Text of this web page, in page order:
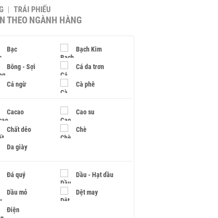
TRÁI PHIẾU
THEO NGÀNH HÀNG
Bạc Bạch Kim
Bông - Sợi Cá da trơn
Cá ngừ Cà phê
Cacao Cao su
Chất dẻo Chè
Da giày
Đá quý Dầu - Hạt dầu
Dầu mỏ Dệt may
Điện